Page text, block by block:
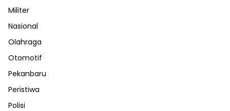
Militer
Nasional
Olahraga
Otomotif
Pekanbaru
Peristiwa
Polisi